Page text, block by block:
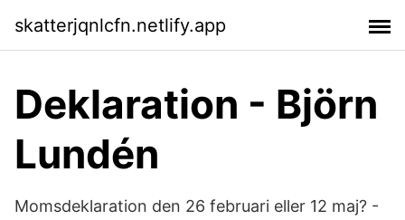
skatterjqnlcfn.netlify.app
Deklaration - Björn
Lundén
Momsdeklaration den 26 februari eller 12 maj? -